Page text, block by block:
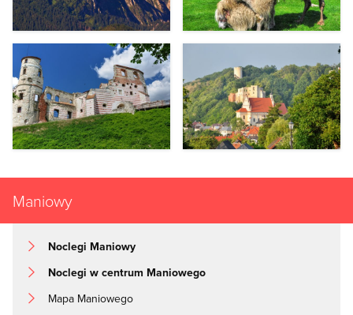
Maniowy
Noclegi Maniowy
Noclegi w centrum Maniowego
Mapa Maniowego